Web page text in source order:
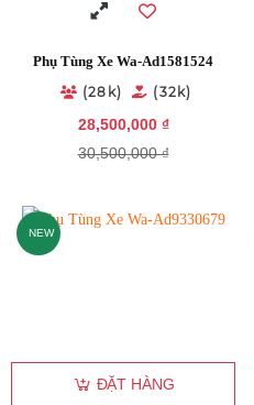
Phụ Tùng Xe Wa-Ad1581524
(28k)
(32k)
28,500,000 ₫
30,500,000 ₫
NEW
ĐẶT HÀNG